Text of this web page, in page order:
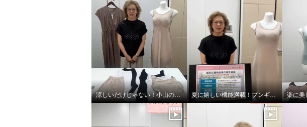
涼しいだけじゃない！小山のこだわり 夏に嬉しい機能満載！プンギインギョンシリ ーズ